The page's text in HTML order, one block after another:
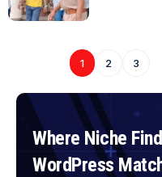
1 2 3
Where Niche
WordPress